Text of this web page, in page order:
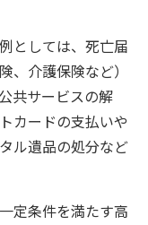
としては、死亡届
、介護保険など）
共サービスの解
カードの支払いや
ル遺品の処分など
定条件を満たす高